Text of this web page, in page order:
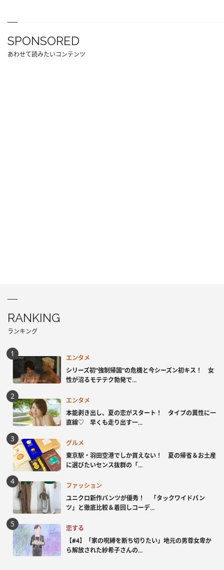
SPONSORED
あわせて読みたいコンテンツ
RANKING
ランキング
エンタメ
シリーズ初“強制帰国”の危機と今シーズン初キス！ 女
性が沼るモテテク勃発で...
エンタメ
本能剥き出し、夏の恋がスタート！ タイプの異性に一
直線♡ 早くも走り出す一...
グルメ
東京駅・羽田空港でしか買えない！ 夏の帰省＆お土産
に選びたいセンス抜群の「...
ファッション
ユニクロ新作パンツが優秀！ 「タックワイドパン
ツ」と徹底比較＆着回しコーデ...
恋する
【#4】「家の呪縛を断ち切りたい」地元の男尊女卑か
ら解放された紗希子さんの...